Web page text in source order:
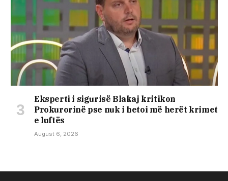
Eksperti i sigurisë Blakaj kritikon
Prokurorinë pse nuk i hetoi më herët krimet
e luftës
August 6, 2026